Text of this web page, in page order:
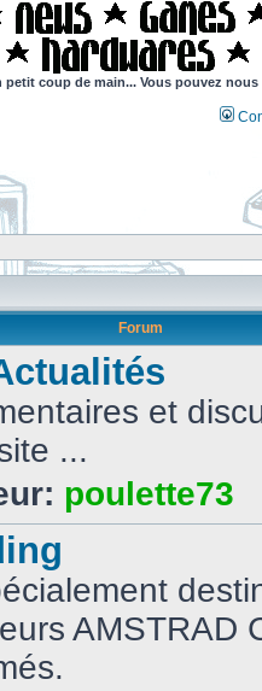
petit coup de main... Vous pouvez
Forum
et
...
poulette73
AMSTRAD